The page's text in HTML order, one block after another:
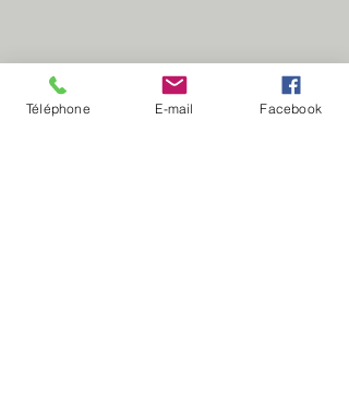
Téléphone E-mail Facebook